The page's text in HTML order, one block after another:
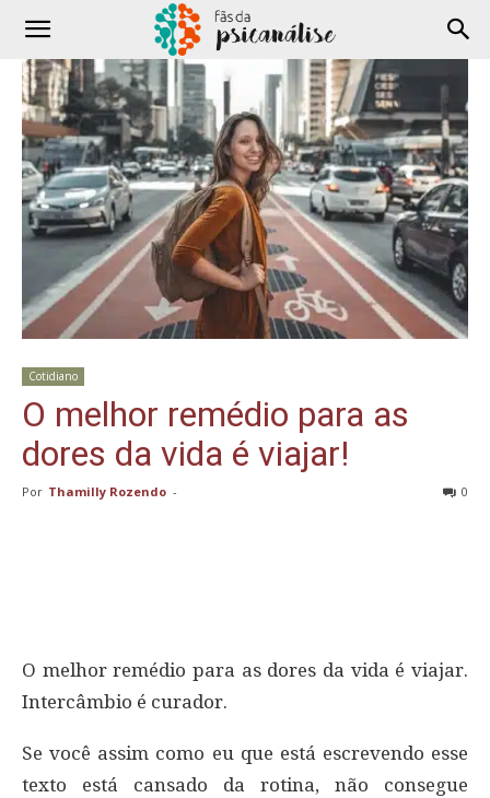
Cotidiano
O melhor remédio para as
dores da vida é viajar!
Por Thamilly Rozendo - 0
O melhor remédio para as dores da vida é viajar.
Intercâmbio é curador.
Se você assim como eu que está escrevendo esse
texto está cansado da rotina, não consegue